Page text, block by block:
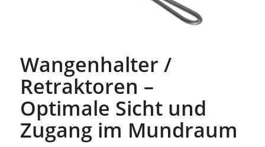
Wangenhalter /
Retraktoren –
Optimale Sicht und
Zugang im Mundraum